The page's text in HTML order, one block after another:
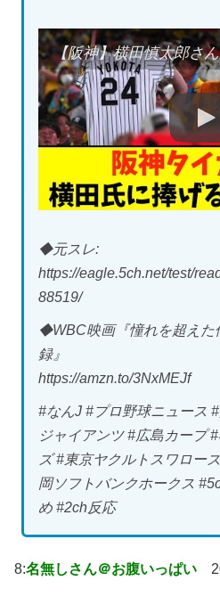
◆元スレ:
https://eagle.5ch.net/test/
88519/
◆WBC映画『憧れを超え
録』
https://amzn.to/3NxMEJf
#なんJ #プロ野球ニュース
ジャイアンツ #広島カープ
ズ #東京ヤクルトスワロー
岡ソフトバンクホークス
め #2ch反応
8:名無しさん＠お腹いっぱい